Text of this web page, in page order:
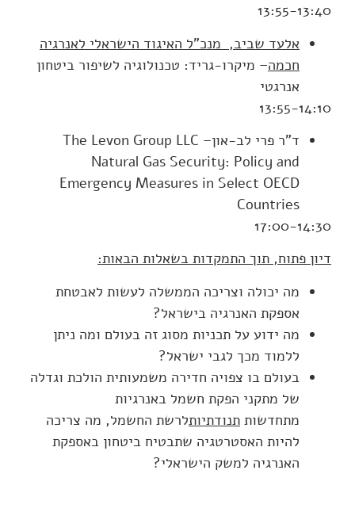
13:55-13:40
אלעד שביב, מנכ”ל האיגוד הישראלי לאנרגיה
חכמה– מיקרו-גריד: טכנולוגיה לשיפור ביטחון
אנרגטי
13:55-14:10
ד"ר פרי לב-אוןThe Levon Group LLC –
Natural Gas Security: Policy and
Emergency Measures in Select OECD
Countries
17:00-14:30
דיון פתוח, תוך התמקדות בשאלות הבאות:
מה יכולה וצריכה הממשלה לעשות לאבטחת
אספקת האנרגיה בישראל?
מה ידוע על תכניות מסוג זה בעולם ומה ניתן
ללמוד מכך לגבי ישראל?
בעולם בו צפויה חדירה משמעותית הולכת וגדלה
של מתקני הפקת חשמל באנרגיות
מתחדשות תנודתיותלרשת החשמל, מה צריכה
להיות האסטרטגיה שתבטיח ביטחון באספקת
האנרגיה למשק הישראלי?